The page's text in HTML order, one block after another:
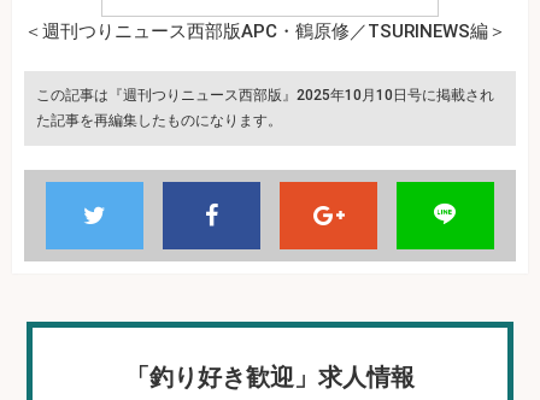
＜週刊つりニュース西部版APC・鶴原修／TSURINEWS編＞
この記事は『週刊つりニュース西部版』2025年10月10日号に掲載され
た記事を再編集したものになります。
「釣り好き歓迎」求人情報